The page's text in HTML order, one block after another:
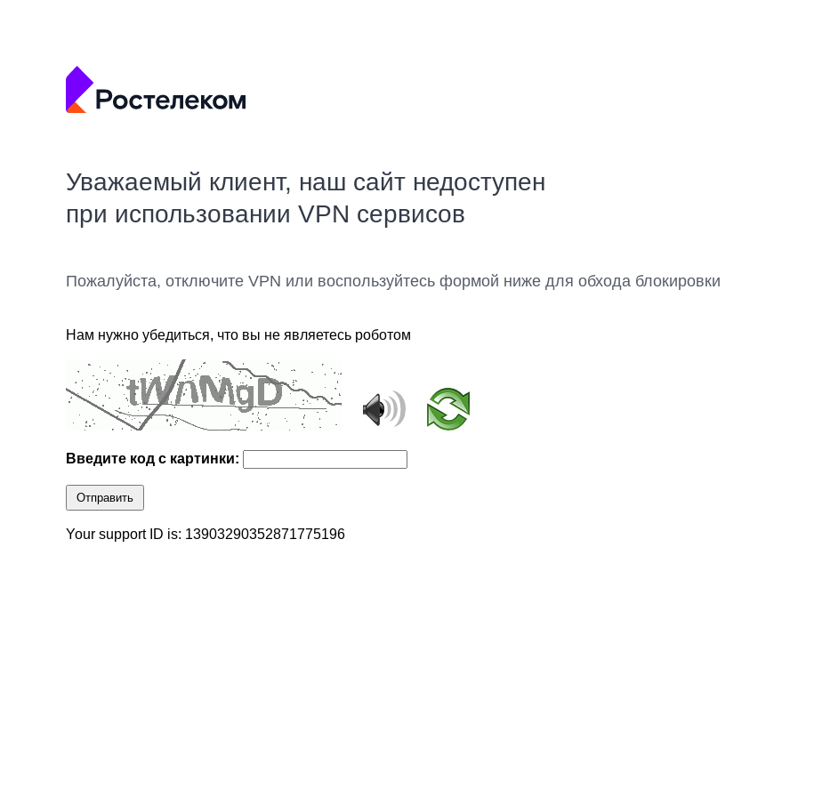
Уважаемый клиент, наш сайт недоступен
при использовании VPN сервисов
Пожалуйста, отключите VPN или воспользуйтесь формой ниже для обхода блокировки
Нам нужно убедиться, что вы не являетесь роботом
Введите код с картинки:
Отправить
Your support ID is: 13903290352871775196